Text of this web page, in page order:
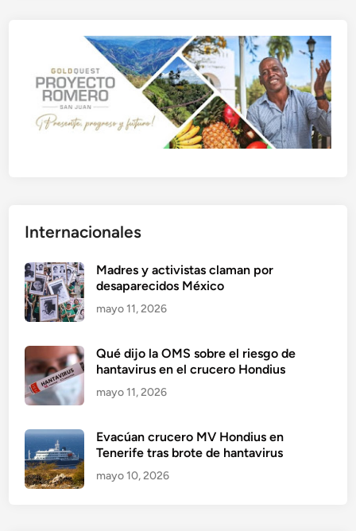
Internacionales
Madres y activistas claman por
desaparecidos México
mayo 11, 2026
Qué dijo la OMS sobre el riesgo de
hantavirus en el crucero Hondius
mayo 11, 2026
Evacúan crucero MV Hondius en
Tenerife tras brote de hantavirus
mayo 10, 2026